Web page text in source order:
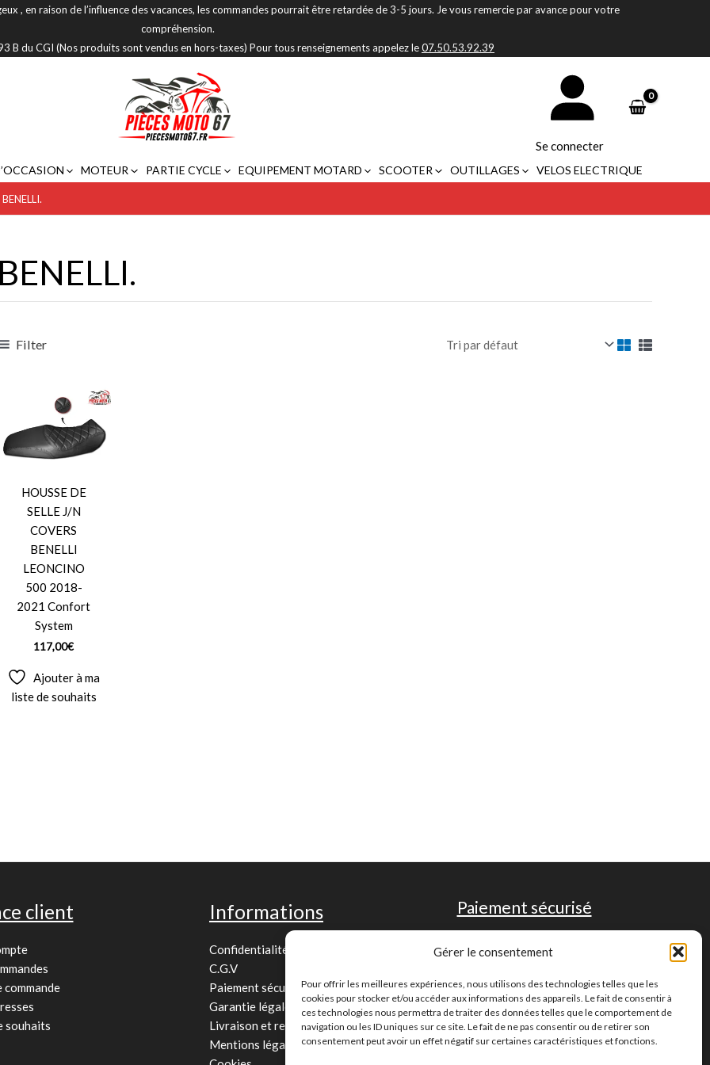
Gérer le consentement
Pour offrir les meilleures expériences, nous utilisons des technologies telles que les
cookies pour stocker et/ou accéder aux informations des appareils. Le fait de consentir à
ces technologies nous permettra de traiter des données telles que le comportement de
navigation ou les ID uniques sur ce site. Le fait de ne pas consentir ou de retirer son
consentement peut avoir un effet négatif sur certaines caractéristiques et fonctions.
, en raison de l’influence des vacances, les commandes pourrait être retardée de 3-5 jours. Je vous remercie par avance pour votre
compréhension.
B du CGI (Nos produits sont vendus en hors-taxes) Pour tous renseignements appelez le07.50.53.92.39
Se connecter
MOTEUR PARTIE CYCLE EQUIPEMENT MOTARD SCOOTER OUTILLAGES VELOS ELECTRIQUE
BENELLI.
BENELLI.
Filter
HOUSSE DE
SELLE J/N
COVERS
BENELLI
LEONCINO
500 2018-
2021 Confort
System
117,00€
Ajouter à ma
liste de souhaits
client
commande
souhaits
Informations
Confidentialité
C.G.V
Paiement sécurisé
Garantie légale
Livraison et retour
Mentions légales
Paiement sécurisé